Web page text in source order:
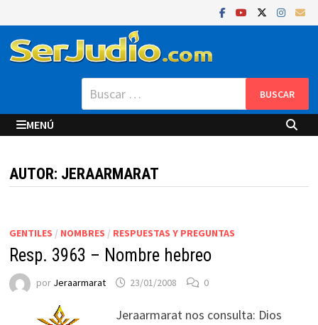
al
contenido
Buscar:
MENÚ
AUTOR: JERAARMARAT
GENTILES / NOMBRES / RESPUESTAS Y PREGUNTAS
Resp. 3963 – Nombre hebreo
por Jeraarmarat 23/01/2008 0
Jeraarmarat nos consulta: Dios